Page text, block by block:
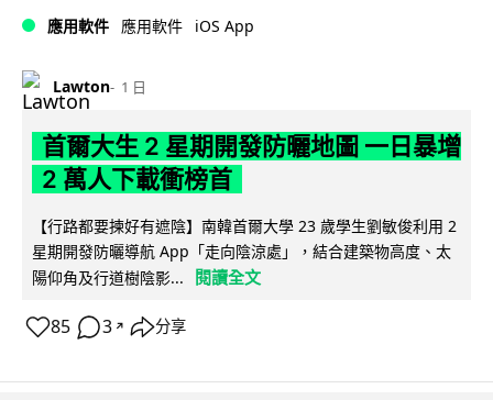
應用軟件 應用軟件 iOS App
Lawton 1 日
首爾大生 2 星期開發防曬地圖 一日暴增
2 萬人下載衝榜首
【行路都要揀好有遮陰】南韓首爾大學 23 歲學生劉敏俊利用 2
星期開發防曬導航 App「走向陰涼處」，結合建築物高度、太
陽仰角及行道樹陰影...
閱讀全文
85 3 ↗ 分享